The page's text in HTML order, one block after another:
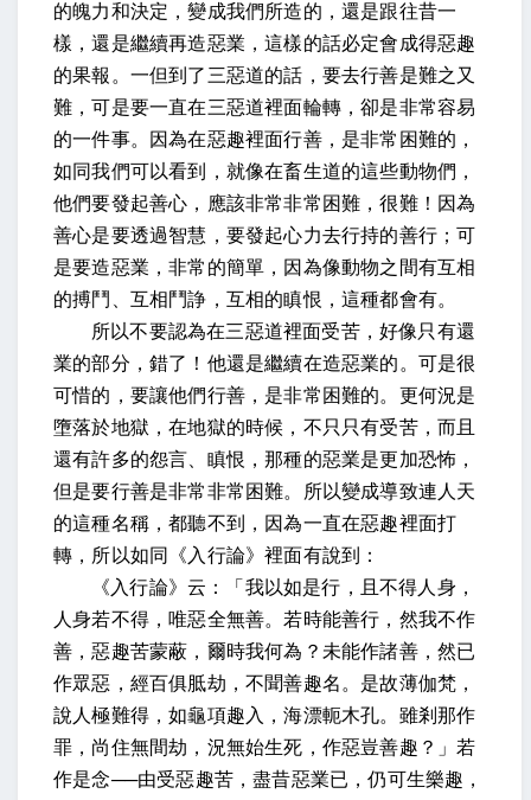
的魄力和決定，變成我們所造的，還是跟往昔一
樣，還是繼續再造惡業，這樣的話必定會成得惡趣
的果報。一但到了三惡道的話，要去行善是難之又
難，可是要一直在三惡道裡面輪轉，卻是非常容易
的一件事。因為在惡趣裡面行善，是非常困難的，
如同我們可以看到，就像在畜生道的這些動物們，
他們要發起善心，應該非常非常困難，很難！因為
善心是要透過智慧，要發起心力去行持的善行；可
是要造惡業，非常的簡單，因為像動物之間有互相
的搏鬥、互相鬥諍，互相的瞋恨，這種都會有。
所以不要認為在三惡道裡面受苦，好像只有還
業的部分，錯了！他還是繼續在造惡業的。可是很
可惜的，要讓他們行善，是非常困難的。更何況是
墮落於地獄，在地獄的時候，不只只有受苦，而且
還有許多的怨言、瞋恨，那種的惡業是更加恐怖，
但是要行善是非常非常困難。所以變成導致連人天
的這種名稱，都聽不到，因為一直在惡趣裡面打
轉，所以如同《入行論》裡面有說到：
《入行論》云：「我以如是行，且不得人身，
人身若不得，唯惡全無善。若時能善行，然我不作
善，惡趣苦蒙蔽，爾時我何為？未能作諸善，然已
作眾惡，經百俱胝劫，不聞善趣名。是故薄伽梵，
說人極難得，如龜項趣入，海漂軛木孔。雖剎那作
罪，尚住無間劫，況無始生死，作惡豈善趣？」若
作是念──由受惡趣苦，盡昔惡業已，仍可生樂趣，